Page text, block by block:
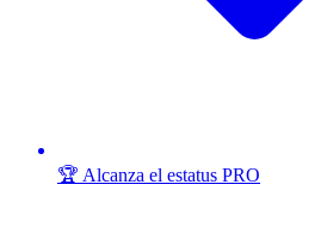
🏆 Alcanza el estatus PRO